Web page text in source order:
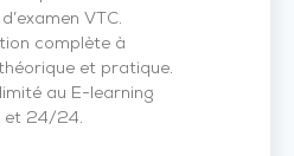
VTC.
complète à
théorique et pratique.
au E-learning
et 24/24.